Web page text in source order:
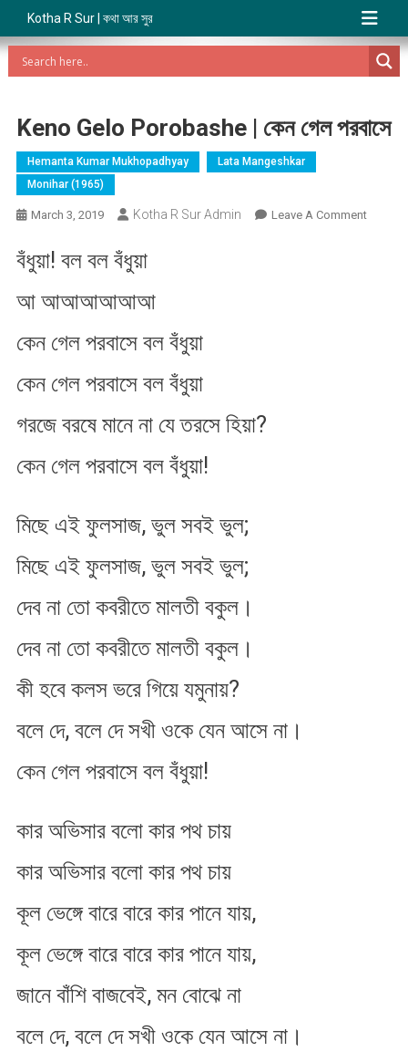
Kotha R Sur | কথা আর সুর
Keno Gelo Porobashe | কেন গেল পরবাসে
Hemanta Kumar Mukhopadhyay
Lata Mangeshkar
Monihar (1965)
March 3, 2019 Kotha R Sur Admin Leave A CommentOn
বঁধুয়া! বল বল বঁধুয়া
আ আআআআআআ
কেন গেল পরবাসে বল বঁধুয়া
কেন গেল পরবাসে বল বঁধুয়া
গরজে বরষে মানে না যে তরসে হিয়া?
কেন গেল পরবাসে বল বঁধুয়া!
মিছে এই ফুলসাজ, ভুল সবই ভুল;
মিছে এই ফুলসাজ, ভুল সবই ভুল;
দেব না তো কবরীতে মালতী বকুল।
দেব না তো কবরীতে মালতী বকুল।
কী হবে কলস ভরে গিয়ে যমুনায়?
বলে দে, বলে দে সখী ওকে যেন আসে না।
কেন গেল পরবাসে বল বঁধুয়া!
কার অভিসার বলো কার পথ চায়
কার অভিসার বলো কার পথ চায়
কূল ভেঙ্গে বারে বারে কার পানে যায়,
কূল ভেঙ্গে বারে বারে কার পানে যায়,
জানে বাঁশি বাজবেই, মন বোঝে না
বলে দে, বলে দে সখী ওকে যেন আসে না।